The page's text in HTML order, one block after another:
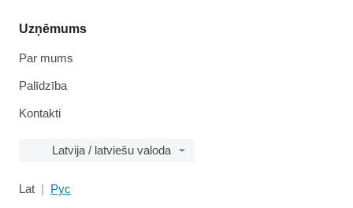
Uzņēmums
Par mums
Palīdzība
Kontakti
Latvija / latviešu valoda
Lat Рус